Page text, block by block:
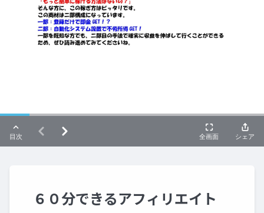
６０分できるアフィリエイト